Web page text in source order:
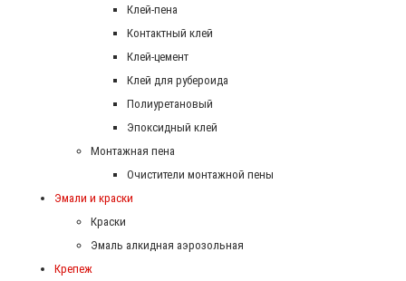
Клей-пена
Контактный клей
Клей-цемент
Клей для рубероида
Полиуретановый
Эпоксидный клей
Монтажная пена
Очистители монтажной пены
Эмали и краски
Краски
Эмаль алкидная аэрозольная
Крепеж